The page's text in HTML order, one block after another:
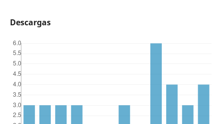
Descargas